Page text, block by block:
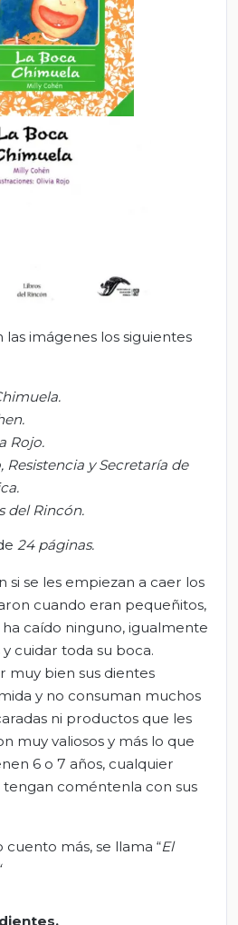
imágenes los siguientes
.
.
Rojo.
Resistencia y Secretaría de
.
del Rincón.
24 páginas.
si se les empiezan a caer los
cuando eran pequeñitos,
caído ninguno, igualmente
cuidar toda su boca.
muy bien sus dientes
y no consuman muchos
ni productos que les
muy valiosos y más lo que
6 o 7 años, cualquier
coméntenla con sus
más, se llama “El
.